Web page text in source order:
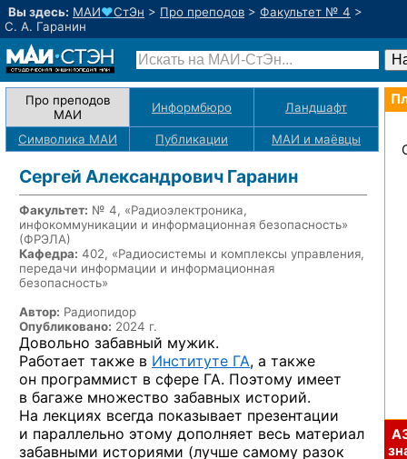
Вы здесь: МАИ♥СтЭн > Про преподов > Факультет № 4 >
С. А. Гаранин
Про преподов
МАИ
Информбюро Ландшафт
Символика МАИ Публикации МАИ и маёвцы
Сергей Александрович Гаранин
Факультет: № 4, «Радиоэлектроника,
инфокоммуникации и информационная безопасность»
(ФРЭЛА)
Кафедра: 402, «Радиосистемы и комплексы управления,
передачи информации и информационная
безопасность»
Автор: Радиопидор
Опубликовано: 2024 г.
Довольно забавный мужик.
Работает также в Институте ГА, а также
он программист в сфере ГА. Поэтому имеет
в багаже множество забавных историй.
На лекциях всегда показывает презентации
и параллельно этому дополняет весь материал
забавными историями (лучше самому разок